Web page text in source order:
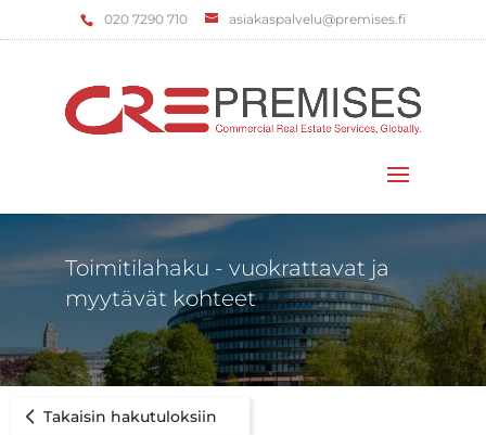
‌020 7290 710 asiakaspalvelu@premises.fi
Toimitilahaku - vuokrattavat ja
myytävät kohteet
Takaisin hakutuloksiin